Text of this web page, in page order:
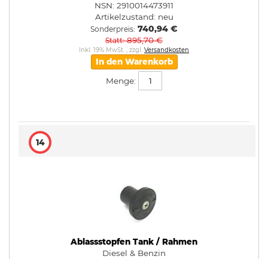
NSN: 2910014473911
Artikelzustand: neu
Sonderpreis 740,94 €
Statt 895,70 €
Inkl. 19% MwSt. , zzgl. Versandkosten
In den Warenkorb
Menge:
14
Ablassstopfen Tank / Rahmen
Diesel & Benzin